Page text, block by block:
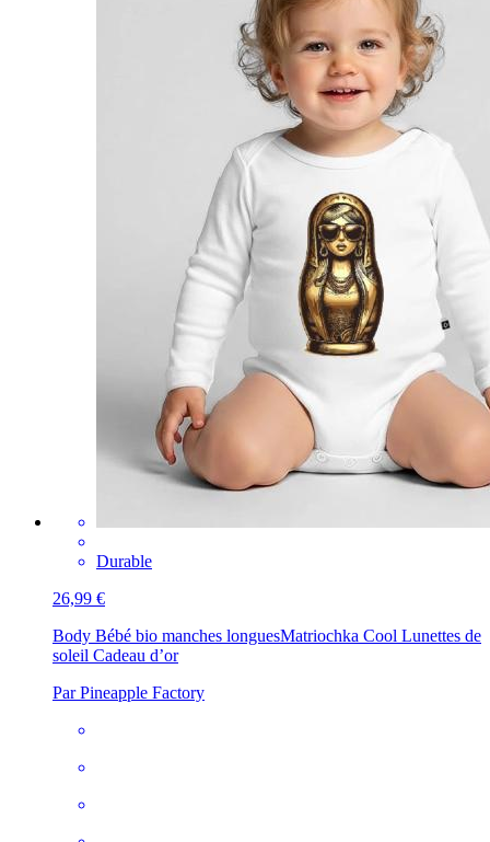
Durable
26,99 €
Body Bébé bio manches longuesMatriochka Cool Lunettes de
soleil Cadeau d’or
Par Pineapple Factory